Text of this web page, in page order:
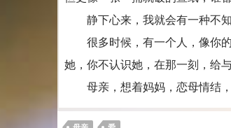
静下心来，我就会有一种不知
很多时候，有一个人，像你的
她，你不认识她，在那一刻，给
母亲，想着妈妈，恋母情结，